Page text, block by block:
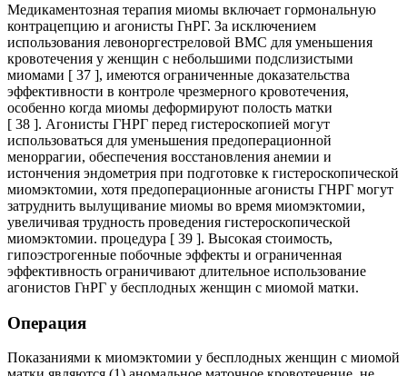
Медикаментозная терапия миомы включает гормональную
контрацепцию и агонисты ГнРГ. За исключением
использования левоноргестреловой ВМС для уменьшения
кровотечения у женщин с небольшими подслизистыми
миомами [ 37 ], имеются ограниченные доказательства
эффективности в контроле чрезмерного кровотечения,
особенно когда миомы деформируют полость матки
[ 38 ]. Агонисты ГНРГ перед гистероскопией могут
использоваться для уменьшения предоперационной
меноррагии, обеспечения восстановления анемии и
истончения эндометрия при подготовке к гистероскопической
миомэктомии, хотя предоперационные агонисты ГНРГ могут
затруднить вылущивание миомы во время миомэктомии,
увеличивая трудность проведения гистероскопической
миомэктомии. процедура [ 39 ]. Высокая стоимость,
гипоэстрогенные побочные эффекты и ограниченная
эффективность ограничивают длительное использование
агонистов ГнРГ у бесплодных женщин с миомой матки.
Операция
Показаниями к миомэктомии у бесплодных женщин с миомой